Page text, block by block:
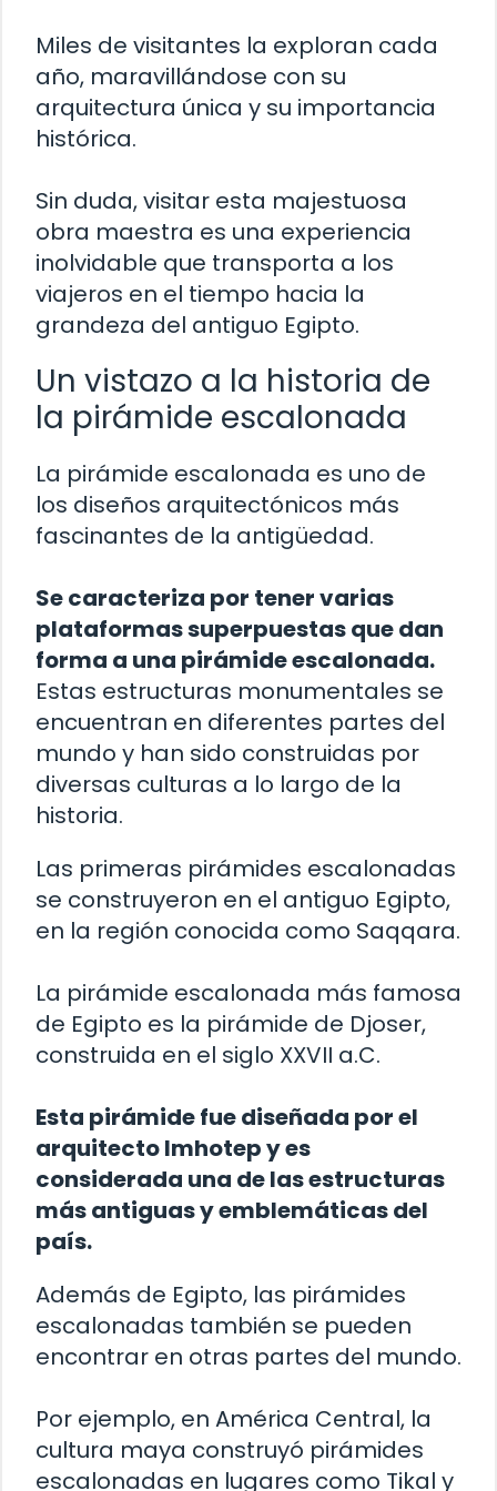
Miles de visitantes la exploran cada
año, maravillándose con su
arquitectura única y su importancia
histórica.
Sin duda, visitar esta majestuosa
obra maestra es una experiencia
inolvidable que transporta a los
viajeros en el tiempo hacia la
grandeza del antiguo Egipto.
Un vistazo a la historia de
la pirámide escalonada
La pirámide escalonada es uno de
los diseños arquitectónicos más
fascinantes de la antigüedad.
Se caracteriza por tener varias
plataformas superpuestas que dan
forma a una pirámide escalonada.
Estas estructuras monumentales se
encuentran en diferentes partes del
mundo y han sido construidas por
diversas culturas a lo largo de la
historia.
Las primeras pirámides escalonadas
se construyeron en el antiguo Egipto,
en la región conocida como Saqqara.
La pirámide escalonada más famosa
de Egipto es la pirámide de Djoser,
construida en el siglo XXVII a.C.
Esta pirámide fue diseñada por el
arquitecto Imhotep y es
considerada una de las estructuras
más antiguas y emblemáticas del
país.
Además de Egipto, las pirámides
escalonadas también se pueden
encontrar en otras partes del mundo.
Por ejemplo, en América Central, la
cultura maya construyó pirámides
escalonadas en lugares como Tikal y